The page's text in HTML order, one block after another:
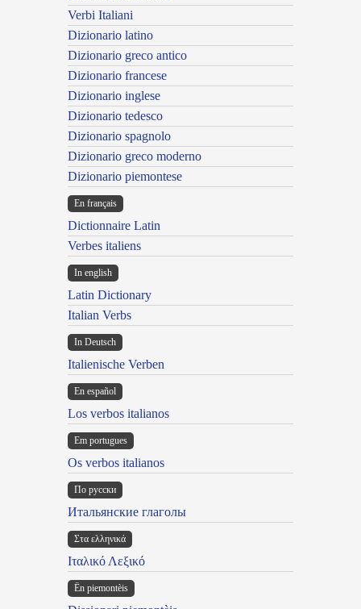
Verbi Italiani
Dizionario latino
Dizionario greco antico
Dizionario francese
Dizionario inglese
Dizionario tedesco
Dizionario spagnolo
Dizionario greco moderno
Dizionario piemontese
En français
Dictionnaire Latin
Verbes italiens
In english
Latin Dictionary
Italian Verbs
In Deutsch
Italienische Verben
En español
Los verbos italianos
Em portugues
Os verbos italianos
По русски
Итальянские глаголы
Στα ελληνικά
Ιταλικό Λεξικό
Ën piemontèis